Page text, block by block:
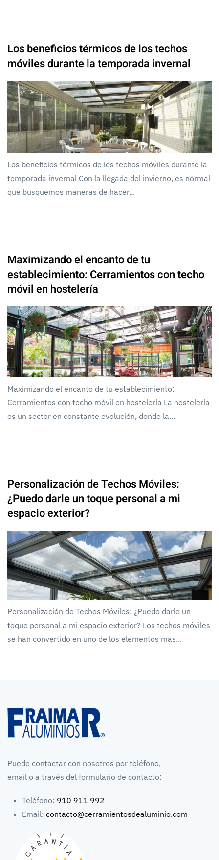
Los beneficios térmicos de los techos
móviles durante la temporada invernal
Los beneficios térmicos de los techos móviles durante la
temporada invernal Con la llegada del invierno, es normal
que busquemos maneras de hacer...
Maximizando el encanto de tu
establecimiento: Cerramientos con techo
móvil en hostelería
Maximizando el encanto de tu establecimiento:
Cerramientos con techo móvil en hostelería La hostelería
es un sector en constante evolución, donde la...
Personalización de Techos Móviles:
¿Puedo darle un toque personal a mi
espacio exterior?
Personalización de Techos Móviles: ¿Puedo darle un
toque personal a mi espacio exterior? Los techos móviles
se han convertido en uno de los elementos más...
Puede contactar con nosotros por teléfono,
email o a través del formulario de contacto:
Teléfono: 910 911 992
Email: contacto@cerramientosdealuminio.com